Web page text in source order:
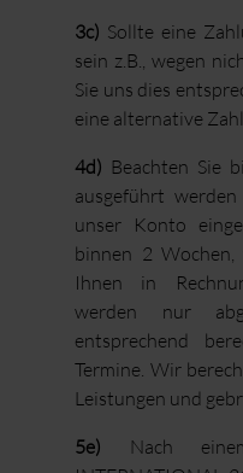
3c) Sollte eine
sein z.B., wegen
Sie uns dies
eine alternative
4d) Beachten Sie
ausgeführt
unser Konto
binnen 2
Ihnen in
werden nur
entsprechend
Termine. Wir
Leistungen und
5e) Nach